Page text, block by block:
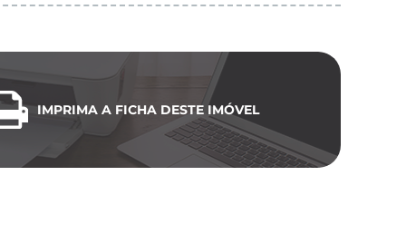
IMPRIMA A FICHA DESTE IMÓVEL